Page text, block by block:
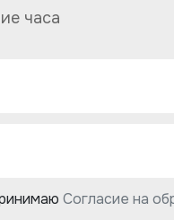
часа
Согласие на